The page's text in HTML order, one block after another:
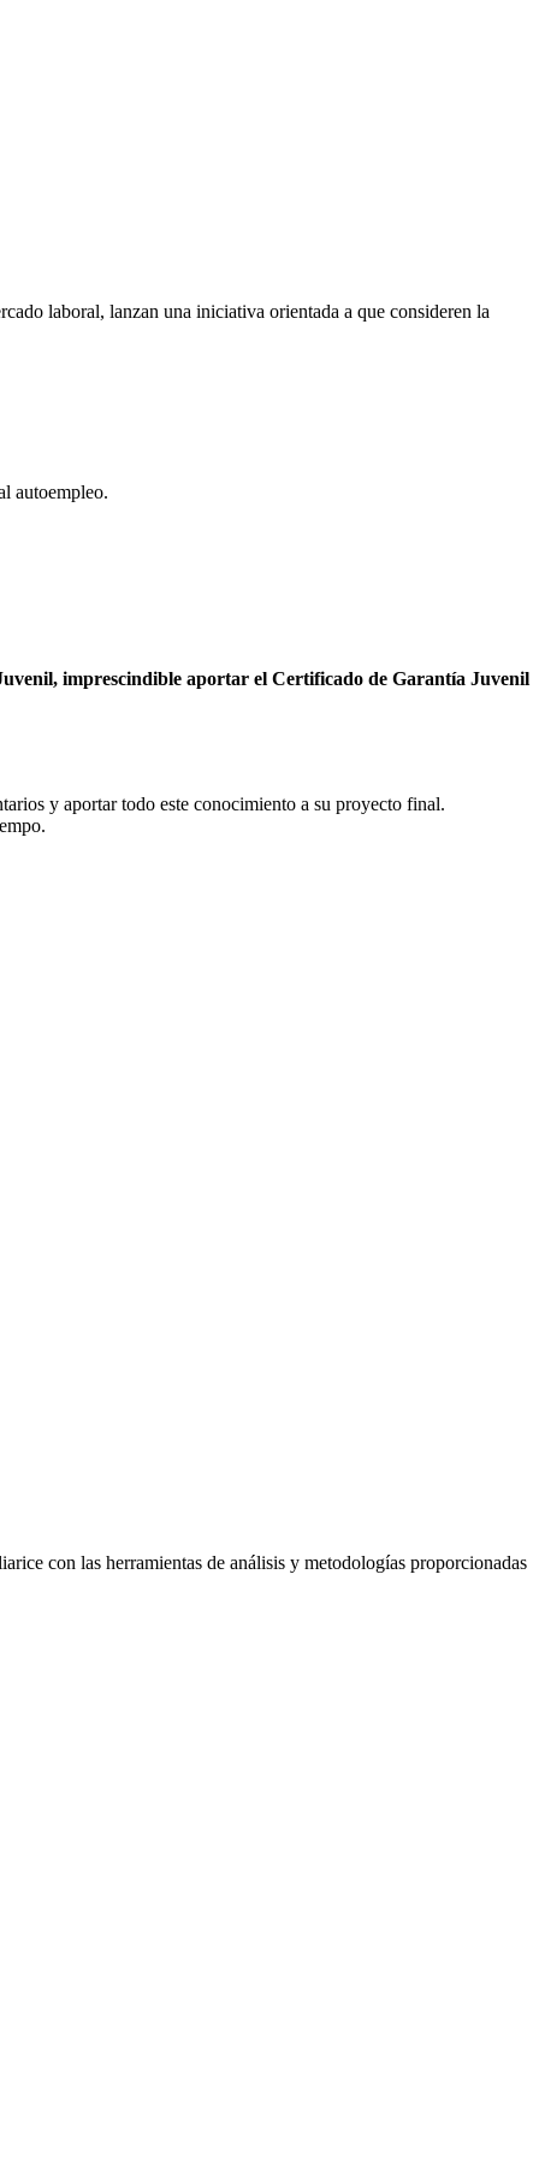
laboral, lanzan una iniciativa orientada a que consideren la
autoempleo.
imprescindible aportar el Certificado de Garantía Juvenil
y aportar todo este conocimiento a su proyecto final.
con las herramientas de análisis y metodologías proporcionadas